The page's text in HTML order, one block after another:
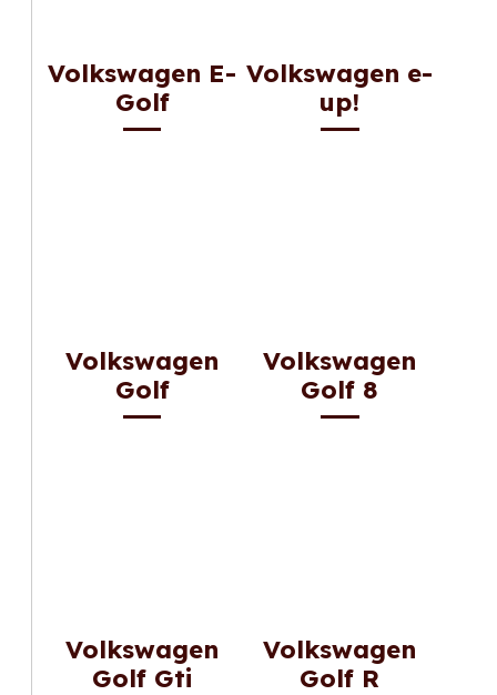
Volkswagen E-
Golf
Volkswagen e-
up!
Volkswagen
Golf
Volkswagen
Golf 8
Volkswagen
Golf Gti
Volkswagen
Golf R